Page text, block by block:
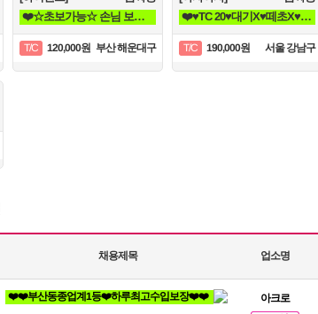
❤️☆초보가능☆ 손님 보장된 가게에서 돈 버시는데만 집중하세요!!❤️
T/C 120,000원 부산 해운대구
❤️♥TC 20♥대기X♥떼초X♥분당1등♥❤️
T/C 190,000원 서울 강남구
채용제목 업소명
❤️❤️부산동종업계1등❤️하루최고수입보장❤️❤️
아크로